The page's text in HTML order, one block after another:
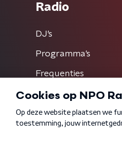
Radio
DJ’s
Programma's
Frequenties
Algemene voorwaarden